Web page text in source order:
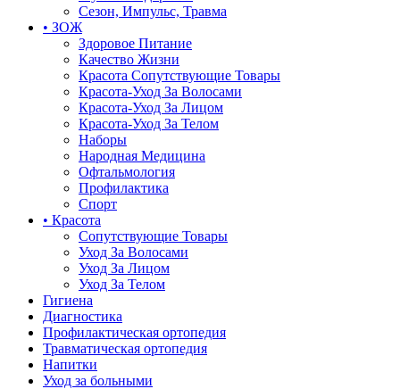
Сезон, Импульс, Травма
• ЗОЖ
Здоровое Питание
Качество Жизни
Красота Сопутствующие Товары
Красота-Уход За Волосами
Красота-Уход За Лицом
Красота-Уход За Телом
Наборы
Народная Медицина
Офтальмология
Профилактика
Спорт
• Красота
Сопутствующие Товары
Уход За Волосами
Уход За Лицом
Уход За Телом
Гигиена
Диагностика
Профилактическая ортопедия
Травматическая ортопедия
Напитки
Уход за больными